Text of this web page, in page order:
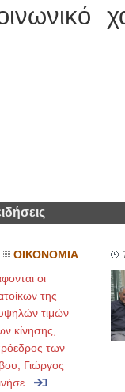
ΟΙΚΟΝΟΜΙΑ
οι
της
τιμών
κίνησης,
των
Γιώργος